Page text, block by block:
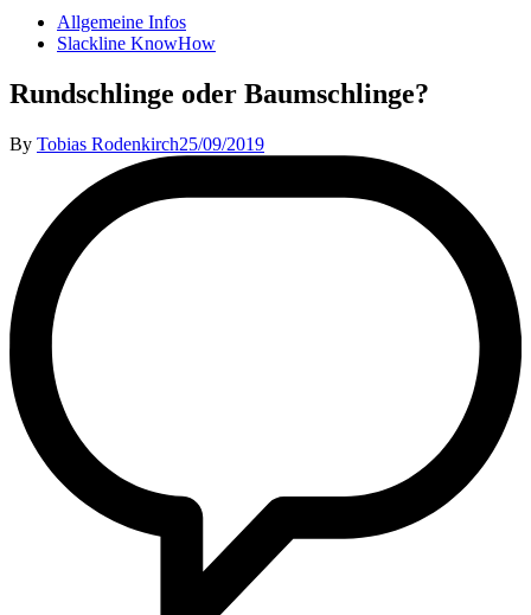
Allgemeine Infos
Slackline KnowHow
Rundschlinge oder Baumschlinge?
By Tobias Rodenkirch25/09/2019